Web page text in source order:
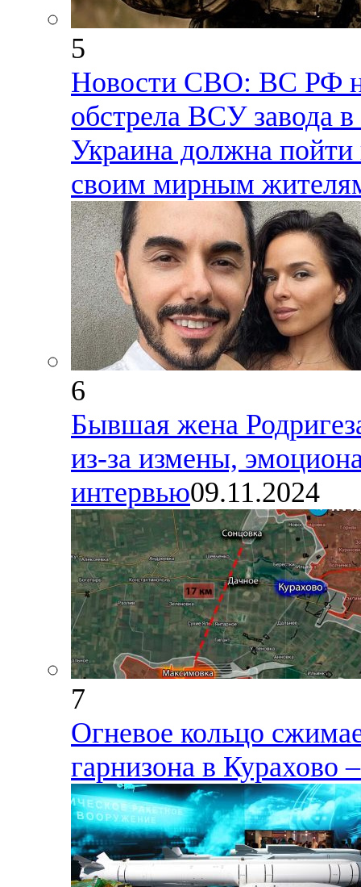
5
Новости СВО: ВС РФ
обстрела ВСУ завода
Украина должна
своим мирным
6
Бывшая жена
из-за измены,
интервью09.11.2024
7
Огневое кольцо
гарнизона в Курахово